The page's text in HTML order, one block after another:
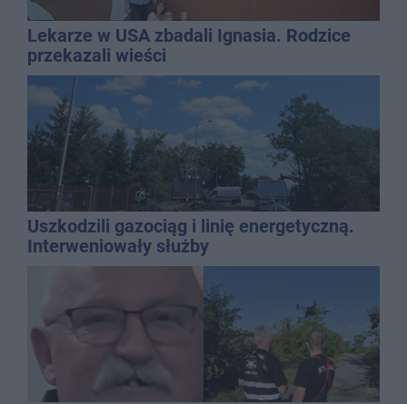
Lekarze w USA zbadali Ignasia. Rodzice
przekazali wieści
Uszkodzili gazociąg i linię energetyczną.
Interweniowały służby